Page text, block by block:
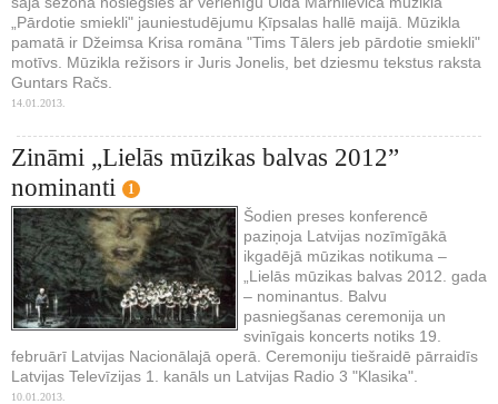
„Pārdotie smiekli" jauniestudējumu Ķīpsalas hallē maijā. Mūzikla
pamatā ir Džeimsa Krisa romāna "Tims Tālers jeb pārdotie smiekli"
motīvs. Mūzikla režisors ir Juris Jonelis, bet dziesmu tekstus raksta
Guntars Račs.
14.01.2013.
Zināmi „Lielās mūzikas balvas 2012”
nominanti
1
Šodien preses konferencē
paziņoja Latvijas nozīmīgākā
ikgadējā mūzikas notikuma –
„Lielās mūzikas balvas 2012. gada
– nominantus. Balvu
pasniegšanas ceremonija un
svinīgais koncerts notiks 19.
februārī Latvijas Nacionālajā operā. Ceremoniju tiešraidē pārraidīs
Latvijas Televīzijas 1. kanāls un Latvijas Radio 3 "Klasika".
10.01.2013.